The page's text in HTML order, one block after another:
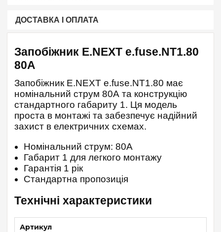
ДОСТАВКА І ОПЛАТА
Запобіжник E.NEXT e.fuse.NT1.80
80А
Запобіжник E.NEXT e.fuse.NT1.80 має
номінальний струм 80А та конструкцію
стандартного габариту 1. Ця модель
проста в монтажі та забезпечує надійний
захист в електричних схемах.
Номінальний струм: 80А
Габарит 1 для легкого монтажу
Гарантія 1 рік
Стандартна пропозиція
Технічні характеристики
Артикул